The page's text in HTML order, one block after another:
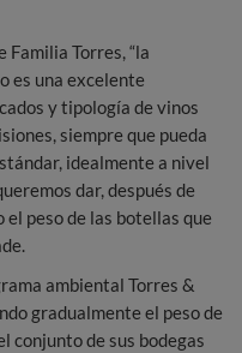
Familia Torres, “la
es una excelente
y tipología de vinos
siempre que pueda
idealmente a nivel
dar, después de
peso de las botellas que
ambiental Torres &
gradualmente el peso de
conjunto de sus bodegas